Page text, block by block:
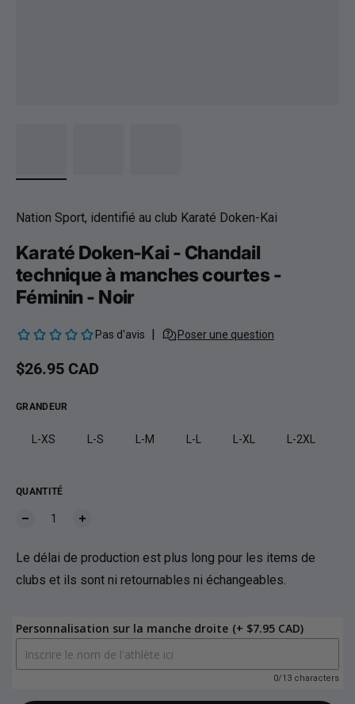
Nation Sport, identifié au club Karaté Doken-Kai
Karaté Doken-Kai - Chandail
technique à manches courtes -
Féminin - Noir
Prix habituel
$26.95 CAD
GRANDEUR
L-XS L-S L-M L-L L-XL L-2XL
QUANTITÉ
Le délai de production est plus long pour les items de
clubs et ils sont ni retournables ni échangeables.
Personnalisation sur la manche droite (+ $7.95 CAD)
0/13 characters